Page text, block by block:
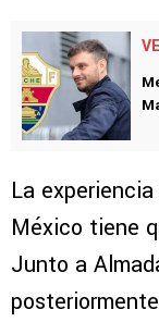
La
México tiene
Junto a